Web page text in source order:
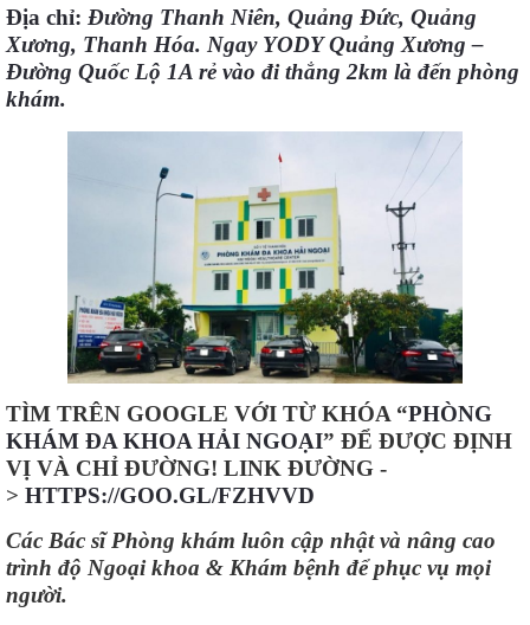
Địa chỉ: Đường Thanh Niên, Quảng Đức, Quảng
Xương, Thanh Hóa. Ngay YODY Quảng Xương –
Đường Quốc Lộ 1A rẻ vào đi thẳng 2km là đến phòng
khám.
TÌM TRÊN GOOGLE VỚI TỪ KHÓA “PHÒNG
KHÁM ĐA KHOA HẢI NGOẠI” ĐỂ ĐƯỢC ĐỊNH
VỊ VÀ CHỈ ĐƯỜNG! LINK ĐƯỜNG -
> HTTPS://GOO.GL/FZHVVD
Các Bác sĩ Phòng khám luôn cập nhật và nâng cao
trình độ Ngoại khoa & Khám bệnh để phục vụ mọi
người.